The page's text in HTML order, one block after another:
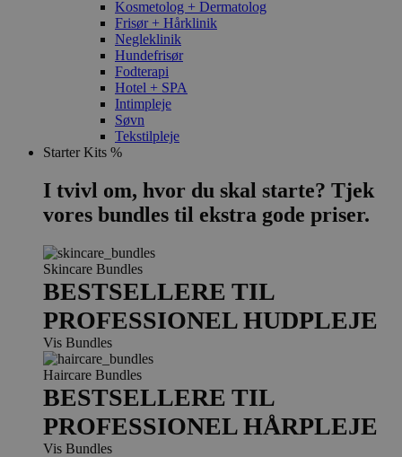
Kosmetolog + Dermatolog
Frisør + Hårklinik
Negleklinik
Hundefrisør
Fodterapi
Hotel + SPA
Intimpleje
Søvn
Tekstilpleje
Starter Kits %
I tvivl om, hvor du skal starte? Tjek
vores bundles til ekstra gode priser.
Skincare Bundles
BESTSELLERE TIL
PROFESSIONEL HUDPLEJE
Vis Bundles
Haircare Bundles
BESTSELLERE TIL
PROFESSIONEL HÅRPLEJE
Vis Bundles